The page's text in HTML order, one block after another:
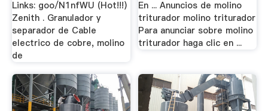
Links: goo/N1nfWU (Hot!!!)
Zenith . Granulador y
separador de Cable
electrico de cobre, molino
de
En ... Anuncios de molino
triturador molino triturador
Para anunciar sobre molino
triturador haga clic en ...